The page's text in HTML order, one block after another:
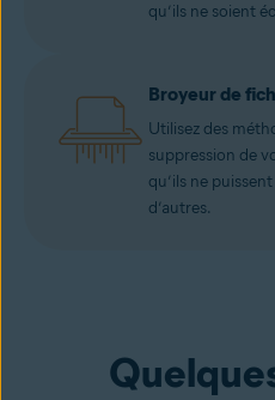
qu’ils ne soient
Broyeur de
Utilisez des
suppression de
qu’ils ne
d’autres.